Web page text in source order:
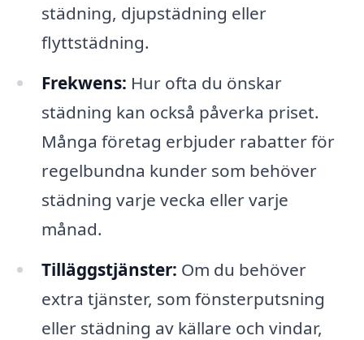
städning, djupstädning eller
flyttstädning.
Frekwens: Hur ofta du önskar
städning kan också påverka priset.
Många företag erbjuder rabatter för
regelbundna kunder som behöver
städning varje vecka eller varje
månad.
Tilläggstjänster: Om du behöver
extra tjänster, som fönsterputsning
eller städning av källare och vindar,